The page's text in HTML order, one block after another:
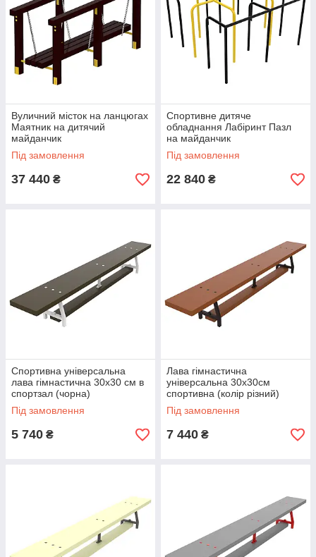
Вуличний місток на ланцюгах
Маятник на дитячий
майданчик
Під замовлення
37 440 ₴
Спортивне дитяче
обладнання Лабіринт Пазл
на майданчик
Під замовлення
22 840 ₴
Спортивна універсальна
лава гімнастична 30х30 см в
спортзал (чорна)
Під замовлення
5 740 ₴
Лава гімнастична
універсальна 30х30см
спортивна (колір різний)
Під замовлення
7 440 ₴